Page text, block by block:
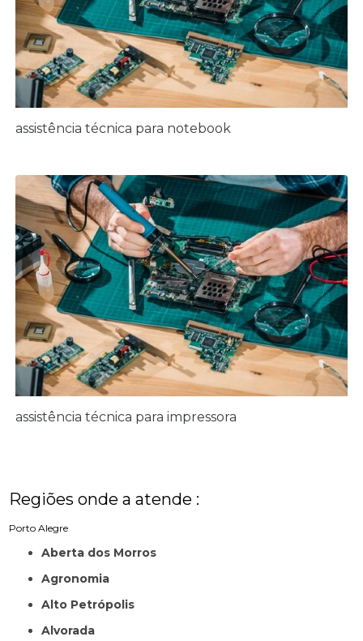
assistência técnica para notebook
assistência técnica para impressora
Regiões onde a atende :
Porto Alegre
Aberta dos Morros
Agronomia
Alto Petrópolis
Alvorada